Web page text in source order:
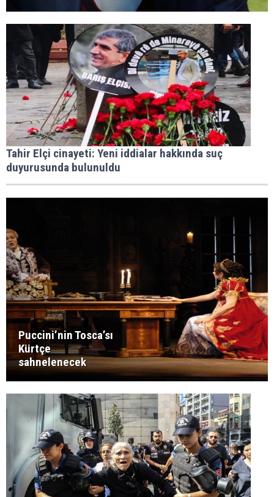
Tahir Elçi cinayeti: Yeni iddialar hakkında suç
duyurusunda bulunuldu
Puccini’nin Tosca’sı
Kürtçe
sahnelenecek